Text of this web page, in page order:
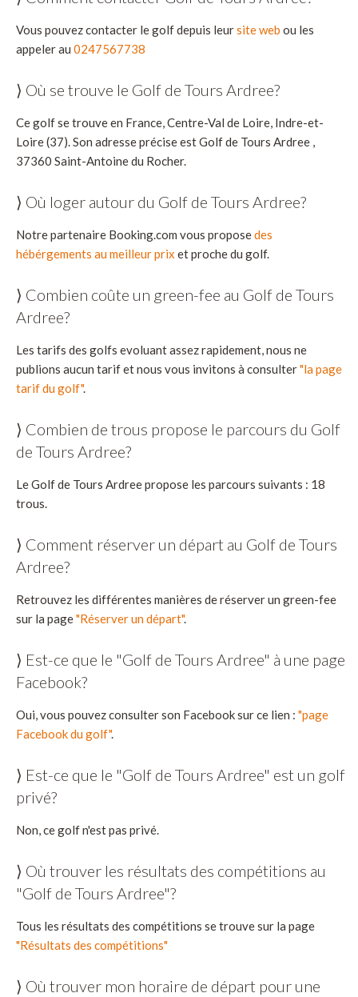
Vous pouvez contacter le golf depuis leursite web ou les
appeler au 0247567738
⟩ Où se trouve le Golf de Tours Ardree?
Ce golf se trouve en France, Centre-Val de Loire, Indre-et-
Loire (37). Son adresse précise est Golf de Tours Ardree ,
37360 Saint-Antoine du Rocher.
⟩ Où loger autour du Golf de Tours Ardree?
Notre partenaire Booking.com vous proposedes
hébérgements au meilleur prix et proche du golf.
⟩ Combien coûte un green-fee au Golf de Tours
Ardree?
Les tarifs des golfs evoluant assez rapidement, nous ne
publions aucun tarif et nous vous invitons à consulter"la page
tarif du golf".
⟩ Combien de trous propose le parcours du Golf
de Tours Ardree?
Le Golf de Tours Ardree propose les parcours suivants : 18
trous.
⟩ Comment réserver un départ au Golf de Tours
Ardree?
Retrouvez les différentes manières de réserver un green-fee
sur la page"Réserver un départ".
⟩ Est-ce que le "Golf de Tours Ardree" à une page
Facebook?
Oui, vous pouvez consulter son Facebook sur ce lien : "page
Facebook du golf".
⟩ Est-ce que le "Golf de Tours Ardree" est un golf
privé?
Non, ce golf n'est pas privé.
⟩ Où trouver les résultats des compétitions au
"Golf de Tours Ardree"?
Tous les résultats des compétitions se trouve sur la page
"Résultats des compétitions"
⟩ Où trouver mon horaire de départ pour une